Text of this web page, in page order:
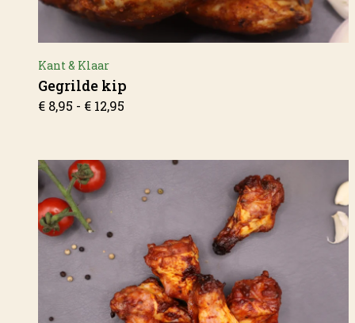
Kant & Klaar
Gegrilde kip
€ 8,95 - € 12,95
€ 12,95